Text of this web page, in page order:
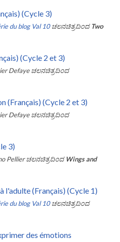
(Cycle 3)
du blog Val 10 ಚಲನಚಿತ್ರದಿಂದ Two
(Cycle 2 et 3)
Defaye ಚಲನಚಿತ್ರದಿಂದ
(Français) (Cycle 2 et 3)
Defaye ಚಲನಚಿತ್ರದಿಂದ
3)
Pellier ಚಲನಚಿತ್ರದಿಂದ Wings and
l'adulte (Français) (Cycle 1)
du blog Val 10 ಚಲನಚಿತ್ರದಿಂದ
des émotions